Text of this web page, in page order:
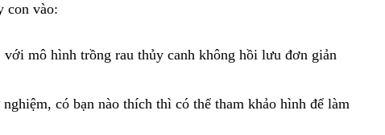
con vào:
có bạn nào thích thì có thể tham khảo hình để làm